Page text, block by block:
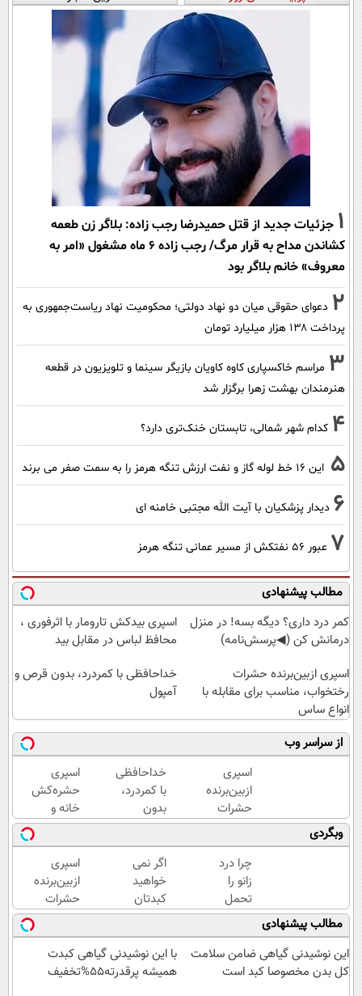
1 جزئیات جدید از قتل حمیدرضا رجب زاده: بلاگر زن طعمه
کشاندن مداح به قرار مرگ/ رجب زاده 6 ماه مشغول «امر به
معروف» خانم بلاگر بود
2 دعوای حقوقی میان دو نهاد دولتی؛ محکومیت نهاد ریاست‌جمهوری به
پرداخت ۱۳۸ هزار میلیارد تومان
3 مراسم خاکسپاری کاوه کاویان بازیگر سینما و تلویزیون در قطعه
هنرمندان بهشت زهرا برگزار شد
4 کدام شهر شمالی، تابستان خنک‌تری دارد؟
5 این 16 خط لوله گاز و نفت ارزش تنگه هرمز را به سمت صفر می برند
6 دیدار پزشکیان با آیت الله مجتبی خامنه ای
7 عبور ۵۶ نفتکش از مسیر عمانی تنگه هرمز
مطالب پیشنهادی
کمر درد داری؟ دیگه بسه! در منزل
درمانش کن (◀پرسش‌نامه)
اسپری بیدکش تارومار با اثرفوری ،
محافظ لباس در مقابل بید
اسپری ازبین‌برنده حشرات
رختخواب، مناسب برای مقابله با
انواع ساس
خداحافظی با کمردرد، بدون قرص و
آمپول
از سراسر وب
اسپری
ازبین‌برنده
حشرات
رختخواب،
مناسب
برای
مقابله با
انواع
ساس
خداحافظی
با کمردرد،
بدون
قرص و
آمپول
اسپری
حشره‌کش
خانه و
گیاهان
خانگی،
نابودکننده
انواع
حشرات
خانگی و
آفات
وبگردی
چرا درد
زانو را
تحمل
می‌کنی؟
خیلی
ساده
درمنزل
اگر نمی
خواهید
کبدتان
چرب
شود این
نوشیدنی
خوش
اسپری
ازبین‌برنده
حشرات
رختخواب،
مناسب
برای
مقابله با
مطالب پیشنهادی
این نوشیدنی گیاهی ضامن سلامت
کل بدن مخصوصا کبد است
با این نوشیدنی گیاهی کبدت
همیشه پرقدرته55%تخفیف